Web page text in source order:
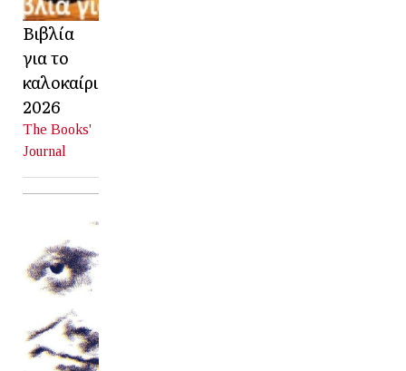
Βιβλία
για το
καλοκαίρι
2026
The Books'
Journal